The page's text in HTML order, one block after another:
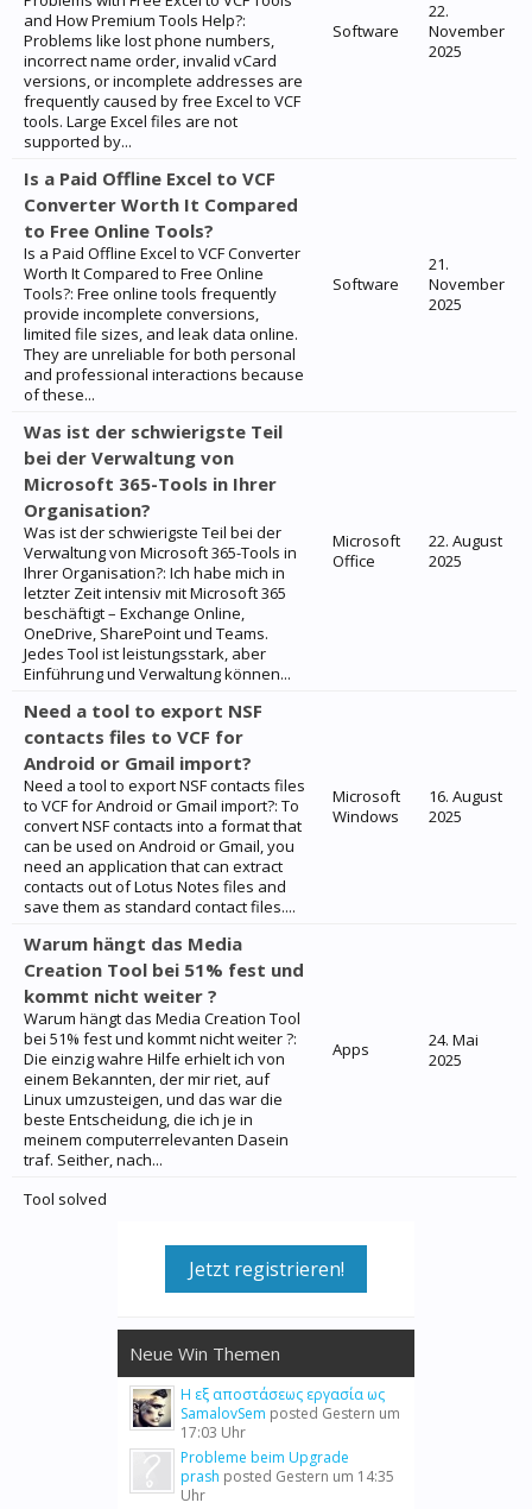
and How Premium Tools Help?:
Problems like lost phone numbers,
incorrect name order, invalid vCard
versions, or incomplete addresses are
frequently caused by free Excel to VCF
tools. Large Excel files are not
supported by...
Software
22.
November
2025
Is a Paid Offline Excel to VCF
Converter Worth It Compared
to Free Online Tools?
Is a Paid Offline Excel to VCF Converter
Worth It Compared to Free Online
Tools?: Free online tools frequently
provide incomplete conversions,
limited file sizes, and leak data online.
They are unreliable for both personal
and professional interactions because
of these...
Software
21.
November
2025
Was ist der schwierigste Teil
bei der Verwaltung von
Microsoft 365-Tools in Ihrer
Organisation?
Was ist der schwierigste Teil bei der
Verwaltung von Microsoft 365-Tools in
Ihrer Organisation?: Ich habe mich in
letzter Zeit intensiv mit Microsoft 365
beschäftigt – Exchange Online,
OneDrive, SharePoint und Teams.
Jedes Tool ist leistungsstark, aber
Einführung und Verwaltung können...
Microsoft
Office
22. August
2025
Need a tool to export NSF
contacts files to VCF for
Android or Gmail import?
Need a tool to export NSF contacts files
to VCF for Android or Gmail import?: To
convert NSF contacts into a format that
can be used on Android or Gmail, you
need an application that can extract
contacts out of Lotus Notes files and
save them as standard contact files....
Microsoft
Windows
16. August
2025
Warum hängt das Media
Creation Tool bei 51% fest und
kommt nicht weiter ?
Warum hängt das Media Creation Tool
bei 51% fest und kommt nicht weiter ?:
Die einzig wahre Hilfe erhielt ich von
einem Bekannten, der mir riet, auf
Linux umzusteigen, und das war die
beste Entscheidung, die ich je in
meinem computerrelevanten Dasein
traf. Seither, nach...
Apps
24. Mai
2025
Tool solved
Jetzt registrieren!
Neue Win Themen
Η εξ αποστάσεως εργασία ως
SamalovSem posted Gestern um
17:03 Uhr
Probleme beim Upgrade
prash posted Gestern um 14:35
Uhr